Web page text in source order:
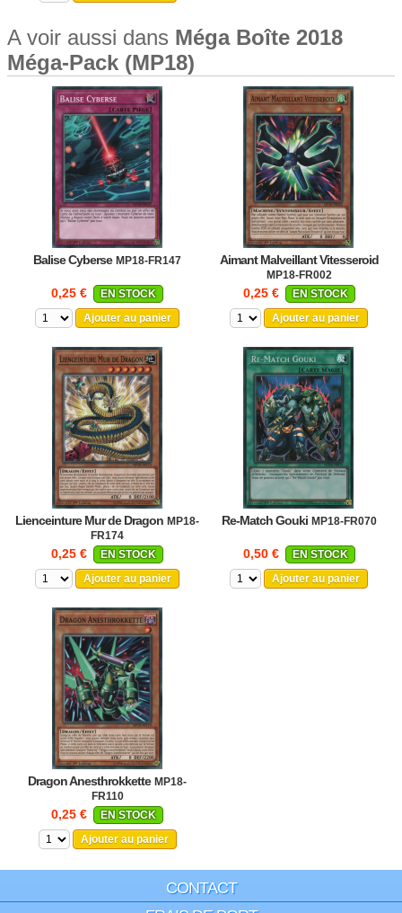
A voir aussi dans Méga Boîte 2018
Méga-Pack (MP18)
Balise Cyberse MP18-FR147
0,25 €
EN STOCK
Ajouter au panier
Aimant Malveillant Vitesseroid
MP18-FR002
0,25 €
EN STOCK
Ajouter au panier
Lienceinture Mur de Dragon MP18-
FR174
0,25 €
EN STOCK
Ajouter au panier
Re-Match Gouki MP18-FR070
0,50 €
EN STOCK
Ajouter au panier
Dragon Anesthrokkette MP18-
FR110
0,25 €
EN STOCK
Ajouter au panier
CONTACT